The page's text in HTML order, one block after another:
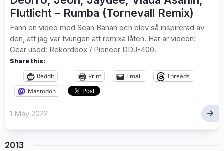
Flutlicht – Rumba (Tornevall Remix)
Fann en video med Sean Banan och blev så inspirerad av
den, att jag var tvungen att remixa låten. Här är videon!
Gear used: Rekordbox / Pioneer DDJ-400.
Share this:
Reddit Print Email
Threads
Mastodon
1 May 2022
2013